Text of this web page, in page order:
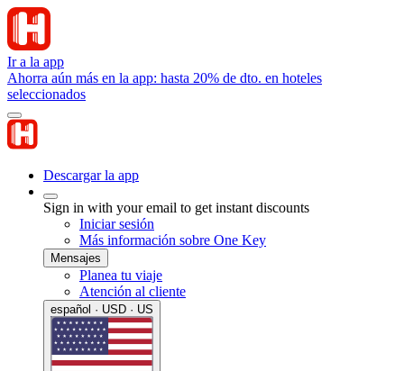
Ir a la app
Ahorra aún más en la app: hasta 20% de dto. en hoteles
seleccionados
Descargar la app
Sign in with your email to get instant discounts
Iniciar sesión
Más información sobre One Key
Mensajes
Planea tu viaje
Atención al cliente
español · USD · US